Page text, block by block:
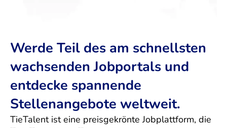
Werde Teil des am schnellsten
wachsenden Jobportals und
entdecke spannende
Stellenangebote weltweit.
TieTalent ist eine preisgekrönte Jobplattform, die